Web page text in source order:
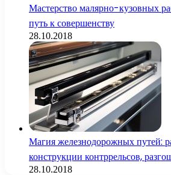
Мастерство малярно-кузовных
путь к совершенству
28.10.2018
Магия железнодорожных путей:
конструкции контррельсов,
28.10.2018